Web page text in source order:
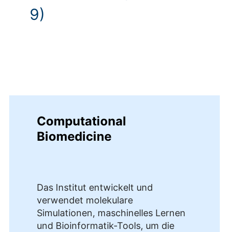
9)
Computational
Biomedicine
Das Institut entwickelt und
verwendet molekulare
Simulationen, maschinelles Lernen
und Bioinformatik-Tools, um die